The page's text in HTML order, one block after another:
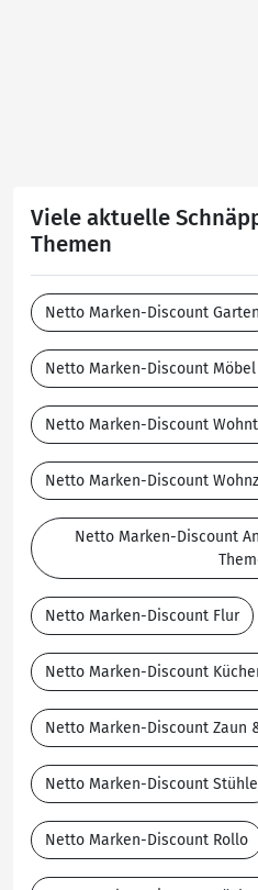
Viele aktuelle
Themen
Netto Marken-Discount Garten
Netto Marken-Discount
Netto Marken-Discount
Netto Marken-Discount
Netto Marken-Discount
Netto Marken-Discount Flur
Netto Marken-Discount
Netto Marken-Discount Zaun
Netto Marken-Discount Stühle
Netto Marken-Discount Rollo